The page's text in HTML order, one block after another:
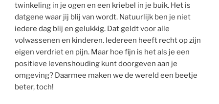
twinkeling in je ogen en een kriebel in je buik. Het is
datgene waar jij blij van wordt. Natuurlijk ben je niet
iedere dag blij en gelukkig. Dat geldt voor alle
volwassenen en kinderen. Iedereen heeft recht op zijn
eigen verdriet en pijn. Maar hoe fijn is het als je een
positieve levenshouding kunt doorgeven aan je
omgeving? Daarmee maken we de wereld een beetje
beter, toch!